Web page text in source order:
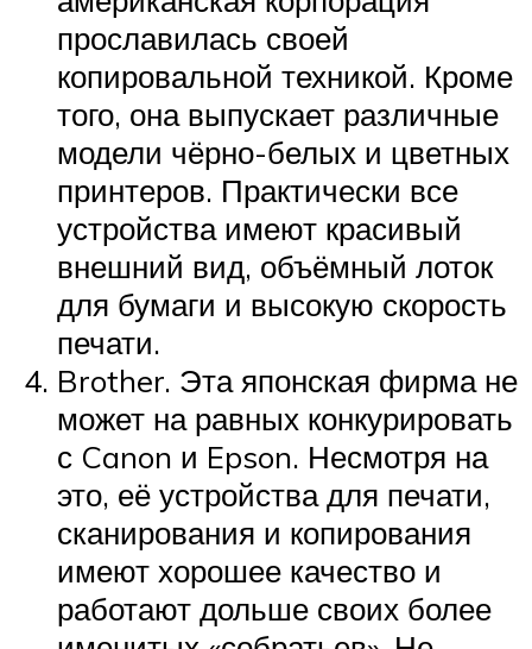
прославилась своей
копировальной техникой. Кроме
того, она выпускает различные
модели чёрно-белых и цветных
принтеров. Практически все
устройства имеют красивый
внешний вид, объёмный лоток
для бумаги и высокую скорость
печати.
Brother. Эта японская фирма не
может на равных конкурировать
с Canon и Epson. Несмотря на
это, её устройства для печати,
сканирования и копирования
имеют хорошее качество и
работают дольше своих более